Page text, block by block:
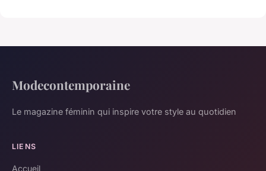
Modecontemporaine
Le magazine féminin qui inspire votre style au quotidien
LIENS
Accueil